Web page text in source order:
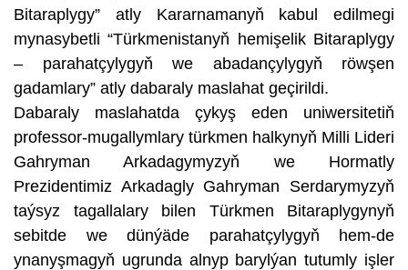
Bitaraplygy” atly Kararnamanyň kabul edilmegi
mynasybetli “Türkmenistanyň hemişelik Bitaraplygy
– parahatçylygyň we abadançylygyň röwşen
gadamlary” atly dabaraly maslahat geçirildi.
Dabaraly maslahatda çykyş eden uniwersitetiň
professor-mugallymlary türkmen halkynyň Milli Lideri
Gahryman Arkadagymyzyň we Hormatly
Prezidentimiz Arkadagly Gahryman Serdarymyzyň
taýsyz tagallalary bilen Türkmen Bitaraplygynyň
sebitde we dünýäde parahatçylygyň hem-de
ynanyşmagyň ugrunda alnyp barylýan tutumly işler